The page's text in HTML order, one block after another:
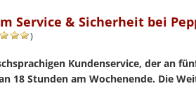
Service & Sicherheit bei
)
Kundenservice, der an
18 Stunden am Wochenende. Die